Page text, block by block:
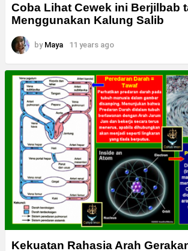
Coba Lihat Cewek ini Berjilbab
Menggunakan Kalung Salib
by Maya 11 years ago
Kekuatan Rahasia Arah